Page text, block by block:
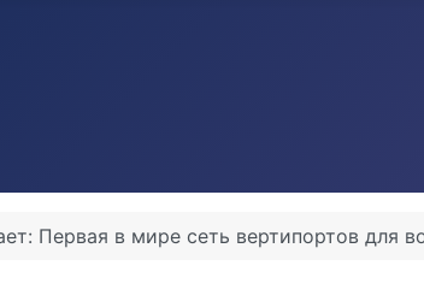
Первая в мире сеть вертипортов для